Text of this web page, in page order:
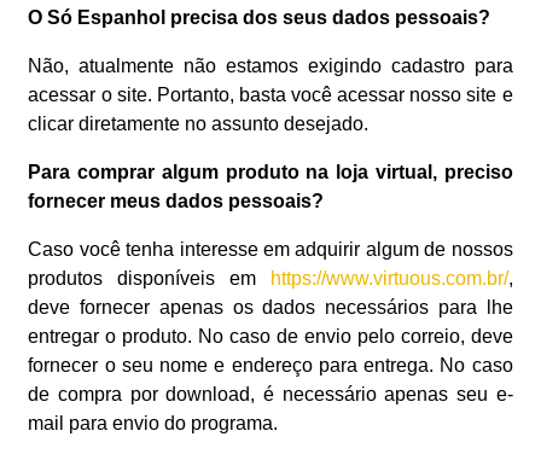
O Só Espanhol precisa dos seus dados pessoais?
Não, atualmente não estamos exigindo cadastro para
acessar o site. Portanto, basta você acessar nosso site e
clicar diretamente no assunto desejado.
Para comprar algum produto na loja virtual, preciso
fornecer meus dados pessoais?
Caso você tenha interesse em adquirir algum de nossos
produtos disponíveis em
https://www.virtuous.com.br/,
deve fornecer apenas os dados necessários para lhe
entregar o produto. No caso de envio pelo correio, deve
fornecer o seu nome e endereço para entrega. No caso
de compra por download, é necessário apenas seu e-
mail para envio do programa.